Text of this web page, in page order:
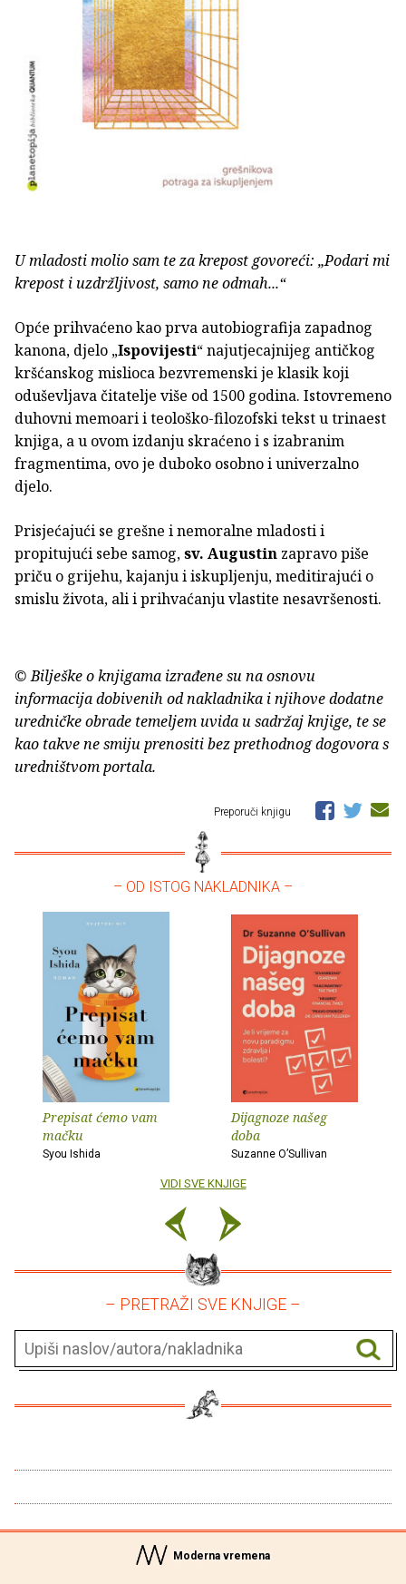
U mladosti molio sam te za krepost govoreći: „Podari mi
krepost i uzdržljivost, samo ne odmah...“
Opće prihvaćeno kao prva autobiografija zapadnog
kanona, djelo „Ispovijesti“ najutjecajnijeg antičkog
kršćanskog mislioca bezvremenski je klasik koji
oduševljava čitatelje više od 1500 godina. Istovremeno
duhovni memoari i teološko-filozofski tekst u trinaest
knjiga, a u ovom izdanju skraćeno i s izabranim
fragmentima, ovo je duboko osobno i univerzalno
djelo.
Prisjećajući se grešne i nemoralne mladosti i
propitujući sebe samog,sv. Augustin zapravo piše
priču o grijehu, kajanju i iskupljenju, meditirajući o
smislu života, ali i prihvaćanju vlastite nesavršenosti.
© Bilješke o knjigama izrađene su na osnovu
informacija dobivenih od nakladnika i njihove dodatne
uredničke obrade temeljem uvida u sadržaj knjige, te se
kao takve ne smiju prenositi bez prethodnog dogovora s
uredništvom portala.
Preporuči knjigu
– OD ISTOG NAKLADNIKA –
Prepisat ćemo vam
mačku
Syou Ishida
Dijagnoze našeg
doba
Suzanne O’Sullivan
VIDI SVE KNJIGE
– PRETRAŽI SVE KNJIGE –
Moderna vremena